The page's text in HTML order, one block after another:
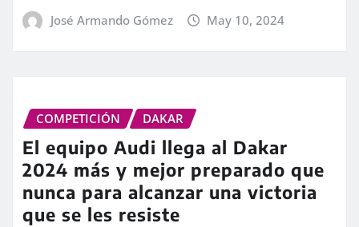
José Armando Gómez May 10, 2024
COMPETICIÓN DAKAR
El equipo Audi llega al Dakar
2024 más y mejor preparado que
nunca para alcanzar una victoria
que se les resiste